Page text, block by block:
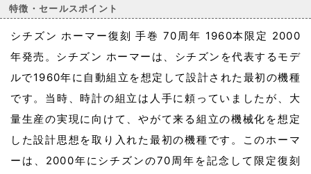
特徴・セールスポイント
シチズン ホーマー復刻 手巻 70周年 1960本限定 2000
年発売。シチズン ホーマーは、シチズンを代表するモデ
ルで1960年に自動組立を想定して設計された最初の機種
です。当時、時計の組立は人手に頼っていましたが、大
量生産の実現に向けて、やがて来る組立の機械化を想定
した設計思想を取り入れた最初の機種です。このホーマ
ーは、2000年にシチズンの70周年を記念して限定復刻